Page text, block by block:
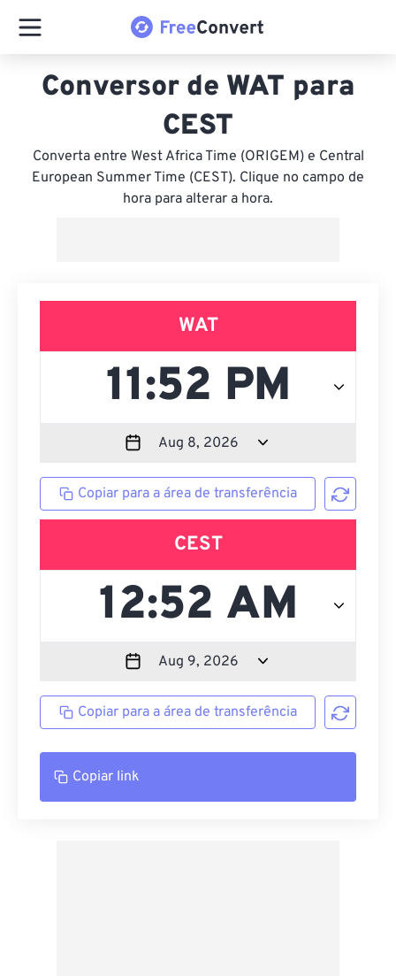
Conversor de WAT para
CEST
Converta entre West Africa Time (ORIGEM) e Central
European Summer Time (CEST). Clique no campo de
hora para alterar a hora.
WAT
Copiar para a área de transferência
CEST
Copiar para a área de transferência
Copiar link